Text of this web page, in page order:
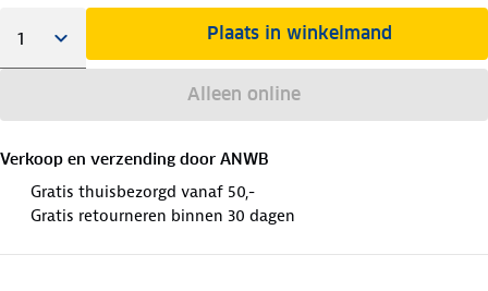
Plaats in winkelmand
Alleen online
Verkoop en verzending door ANWB
Gratis thuisbezorgd vanaf 50,-
Gratis retourneren binnen 30 dagen